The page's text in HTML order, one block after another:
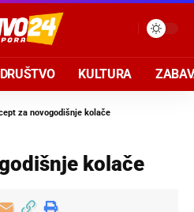
DRUŠTVO KULTURA
za novogodišnje kolače
kolače